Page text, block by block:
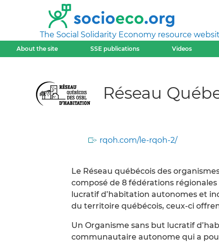
The Social Solidarity Economy resource
About the site SSE publications Videos
Réseau
rqoh.com/le-rqoh-2/
Le Réseau québécois des
composé de 8 fédérations
lucratif d’habitation autonomes et
du territoire québécois, ceux-ci
Un Organisme sans but lucratif
communautaire autonome qui a